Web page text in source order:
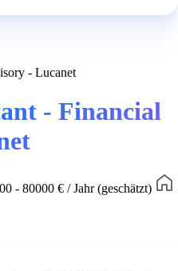
- Lucanet
- Financial
- 80000 € / Jahr (geschätzt)